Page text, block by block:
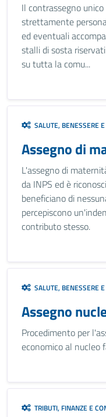
Il contrassegno unico
strettamente
ed eventuali
stalli di sosta
su tutta la comu...
SALUTE, BENESSERE
Assegno di
L'assegno di
da INPS ed è
beneficiano di
percepiscono
contributo stesso.
SALUTE, BENESSERE
Assegno
Procedimento per
economico al nucleo
TRIBUTI, FINANZE E